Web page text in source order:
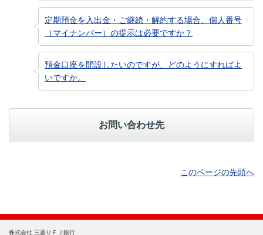
定期預金を入出金・ご継続・解約する場合、個人番号
（マイナンバー）の提示は必要ですか？
預金口座を開設したいのですが、どのようにすればよ
いですか。
お問い合わせ先
このページの先頭へ
株式会社 三菱ＵＦＪ銀行